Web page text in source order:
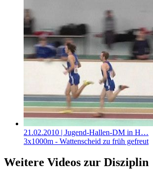
21.02.2010 | Jugend-Hallen-DM in H…
3x1000m - Wattenscheid zu früh gefreut
Weitere Videos zur Disziplin